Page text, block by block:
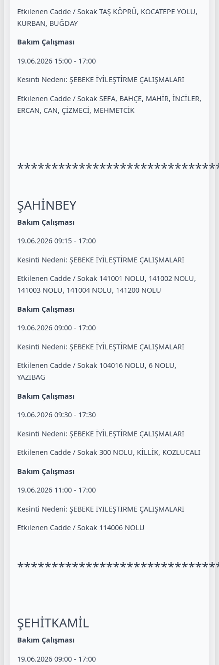
Etkilenen Cadde / Sokak TAŞ KÖPRÜ, KOCATEPE YOLU,
KURBAN, BUĞDAY
Bakım Çalışması
19.06.2026 15:00 - 17:00
Kesinti Nedeni: ŞEBEKE İYİLEŞTİRME ÇALIŞMALARI
Etkilenen Cadde / Sokak SEFA, BAHÇE, MAHİR, İNCİLER,
ERCAN, CAN, ÇİZMECİ, MEHMETCİK
ŞAHİNBEY
Bakım Çalışması
19.06.2026 09:15 - 17:00
Kesinti Nedeni: ŞEBEKE İYİLEŞTİRME ÇALIŞMALARI
Etkilenen Cadde / Sokak 141001 NOLU, 141002 NOLU,
141003 NOLU, 141004 NOLU, 141200 NOLU
Bakım Çalışması
19.06.2026 09:00 - 17:00
Kesinti Nedeni: ŞEBEKE İYİLEŞTİRME ÇALIŞMALARI
Etkilenen Cadde / Sokak 104016 NOLU, 6 NOLU,
YAZIBAG
Bakım Çalışması
19.06.2026 09:30 - 17:30
Kesinti Nedeni: ŞEBEKE İYİLEŞTİRME ÇALIŞMALARI
Etkilenen Cadde / Sokak 300 NOLU, KİLLİK, KOZLUCALI
Bakım Çalışması
19.06.2026 11:00 - 17:00
Kesinti Nedeni: ŞEBEKE İYİLEŞTİRME ÇALIŞMALARI
Etkilenen Cadde / Sokak 114006 NOLU
ŞEHİTKAMİL
Bakım Çalışması
19.06.2026 09:00 - 17:00